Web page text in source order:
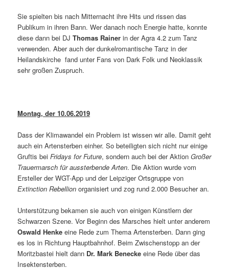
Sie spielten bis nach Mitternacht ihre Hits und rissen das
Publikum in ihren Bann. Wer danach noch Energie hatte, konnte
diese dann bei DJThomas Rainer in der Agra 4.2 zum Tanz
verwenden. Aber auch der dunkelromantische Tanz in der
Heilandskirche fand unter Fans von Dark Folk und Neoklassik
sehr großen Zuspruch.
Montag, der 10.06.2019
Dass der Klimawandel ein Problem ist wissen wir alle. Damit geht
auch ein Artensterben einher. So beteiligten sich nicht nur einige
Gruftis beiFridays for Future, sondern auch bei der AktionGroßer
Trauermarsch für aussterbende Arten. Die Aktion wurde vom
Ersteller der WGT-App und der Leipziger Ortsgruppe von
Extinction Rebellionorganisiert und zog rund 2.000 Besucher an.
Unterstützung bekamen sie auch von einigen Künstlern der
Schwarzen Szene. Vor Beginn des Marsches hielt unter anderem
Oswald Henke eine Rede zum Thema Artensterben. Dann ging
es los in Richtung Hauptbahnhof. Beim Zwischenstopp an der
Moritzbastei hielt dann Dr. Mark Benecke eine Rede über das
Insektensterben.